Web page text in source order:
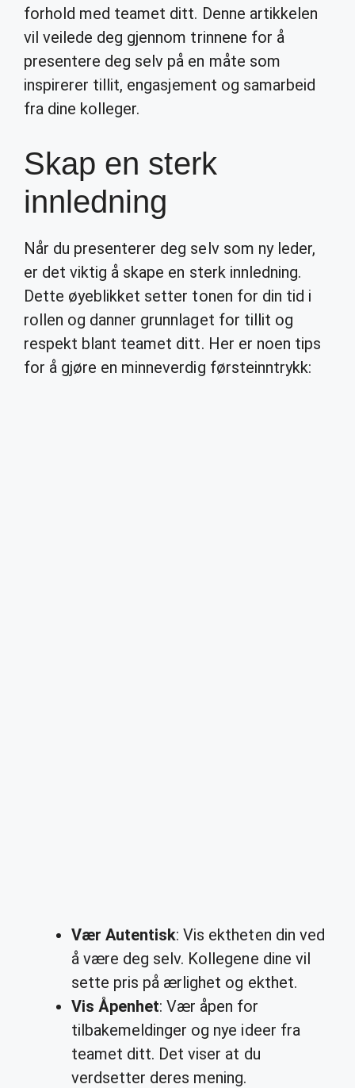
forhold med teamet ditt. Denne artikkelen
vil veilede deg gjennom trinnene for å
presentere deg selv på en måte som
inspirerer tillit, engasjement og samarbeid
fra dine kolleger.
Skap en sterk
innledning
Når du presenterer deg selv som ny leder,
er det viktig å skape en sterk innledning.
Dette øyeblikket setter tonen for din tid i
rollen og danner grunnlaget for tillit og
respekt blant teamet ditt. Her er noen tips
for å gjøre en minneverdig førsteinntrykk:
Vær Autentisk: Vis ektheten din ved
å være deg selv. Kollegene dine vil
sette pris på ærlighet og ekthet.
Vis Åpenhet: Vær åpen for
tilbakemeldinger og nye ideer fra
teamet ditt. Det viser at du
verdsetter deres mening.